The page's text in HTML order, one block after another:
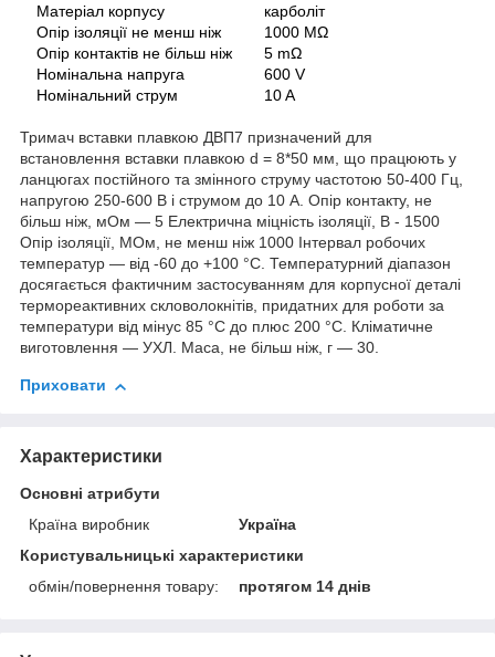
Матеріал корпусу
карболіт
Опір ізоляції не менш ніж
1000 MΩ
Опір контактів не більш ніж
5 mΩ
Номінальна напруга
600 V
Номінальний струм
10 A
Тримач вставки плавкою ДВП7 призначений для
встановлення вставки плавкою d = 8*50 мм, що працюють у
ланцюгах постійного та змінного струму частотою 50-400 Гц,
напругою 250-600 В і струмом до 10 А. Опір контакту, не
більш ніж, мОм — 5 Електрична міцність ізоляції, В - 1500
Опір ізоляції, МОм, не менш ніж 1000 Інтервал робочих
температур — від -60 до +100 °C. Температурний діапазон
досягається фактичним застосуванням для корпусної деталі
термореактивних скловолокнітів, придатних для роботи за
температури від мінус 85 °C до плюс 200 °C. Кліматичне
виготовлення — УХЛ. Маса, не більш ніж, г — 30.
Приховати
Характеристики
Основні атрибути
Країна виробник
Україна
Користувальницькі характеристики
обмін/повернення товару:
протягом 14 днів